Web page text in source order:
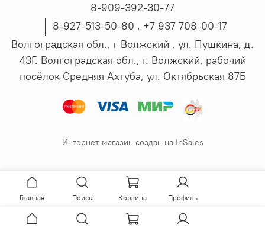
8-909-392-30-77
8-927-513-50-80 , ‪+7 937 708-00-17
Волгоградская обл., г Волжский , ул. Пушкина, д.
43Г. Волгоградская обл., г. Волжский, рабочий
посёлок Средняя Ахтуба, ул. Октябрьская 87Б
Интернет-магазин создан на InSales
Главная Поиск Корзина Профиль